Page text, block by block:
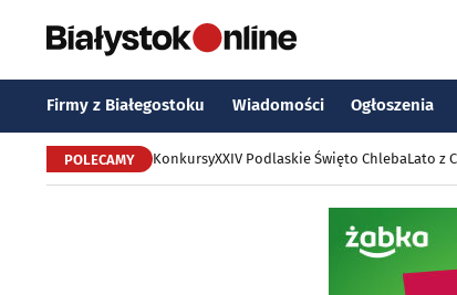
Firmy z Białegostoku Wiadomości Ogłoszenia
POLECAMY KonkursyXXIV Podlaskie Święto ChlebaLato z